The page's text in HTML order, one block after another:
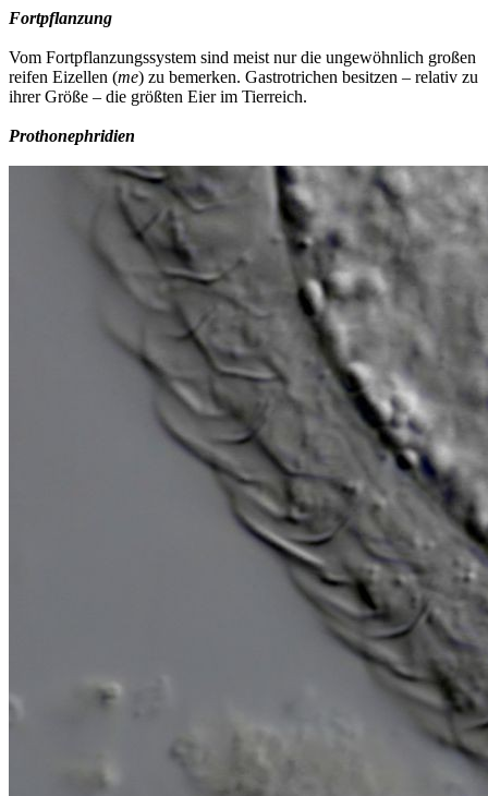
Fortpflanzung
Vom Fortpflanzungssystem sind meist nur die ungewöhnlich großen
reifen Eizellen (me) zu bemerken. Gastrotrichen besitzen – relativ zu
ihrer Größe – die größten Eier im Tierreich.
Prothonephridien